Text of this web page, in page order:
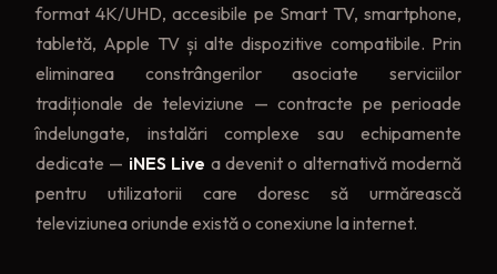
format 4K/UHD, accesibile pe Smart TV, smartphone,
tabletă, Apple TV și alte dispozitive compatibile. Prin
eliminarea constrângerilor asociate serviciilor
tradiționale de televiziune — contracte pe perioade
îndelungate, instalări complexe sau echipamente
dedicate — iNES Live a devenit o alternativă modernă
pentru utilizatorii care doresc să urmărească
televiziunea oriunde există o conexiune la internet.